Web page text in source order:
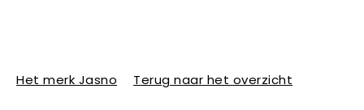
Het merk Jasno Terug naar het overzicht